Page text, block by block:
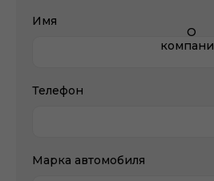
О
Имя
Телефон
Марка автомобиля